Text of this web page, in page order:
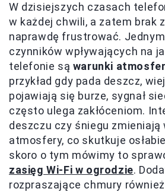
W dzisiejszych czasach
w każdej chwili, a zatem brak
naprawdę frustrować. Jednym
czynników wpływających na
telefonie są warunki
przykład gdy pada deszcz,
pojawiają się burze, sygnał
często ulega zakłóceniom.
deszczu czy śniegu zmieniają
atmosfery, co skutkuje
skoro o tym mówimy to
zasięg Wi-Fi w ogrodzie.
rozpraszające chmury